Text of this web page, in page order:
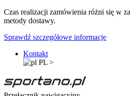
Czas realizacji zamówienia różni się w
metody dostawy.
Sprawdź szczegółowe informacje
Kontakt
PL >